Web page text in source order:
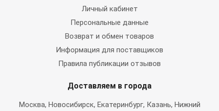
Личный кабинет
Персональные данные
Возврат и обмен товаров
Информация для поставщиков
Правила публикации отзывов
Доставляем в города
Москва, Новосибирск, Екатеринбург, Казань, Нижний